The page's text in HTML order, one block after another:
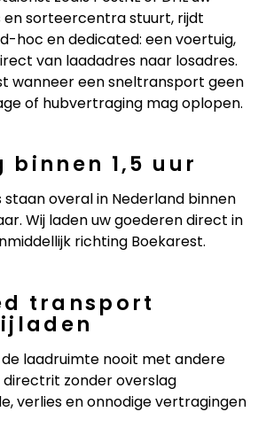
en sorteercentra stuurt, rijdt
hoc en dedicated: een voertuig,
van laadadres naar losadres.
wanneer een sneltransport geen
of hubvertraging mag oplopen.
binnen 1,5 uur
overal in Nederland binnen
Wij laden uw goederen direct in
richting Boekarest.
transport
laadruimte nooit met andere
directrit zonder overslag
verlies en onnodige vertragingen